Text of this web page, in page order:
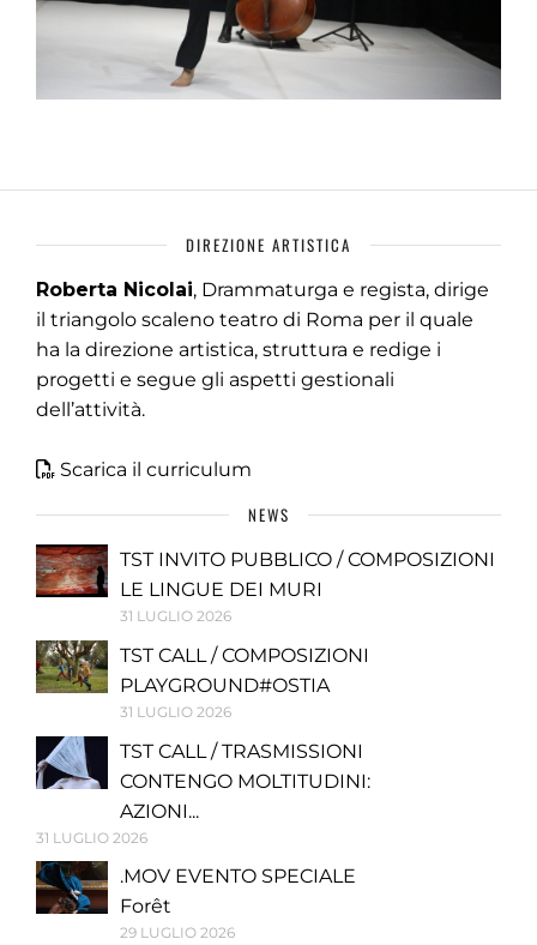
DIREZIONE ARTISTICA
Roberta Nicolai, Drammaturga e regista, dirige
il triangolo scaleno teatro di Roma per il quale
ha la direzione artistica, struttura e redige i
progetti e segue gli aspetti gestionali
dell’attività.
Scarica il curriculum
NEWS
TST INVITO PUBBLICO / COMPOSIZIONI
LE LINGUE DEI MURI
31 LUGLIO 2026
TST CALL / COMPOSIZIONI
PLAYGROUND#OSTIA
31 LUGLIO 2026
TST CALL / TRASMISSIONI
CONTENGO MOLTITUDINI:
AZIONI...
31 LUGLIO 2026
.MOV EVENTO SPECIALE
Forêt
29 LUGLIO 2026